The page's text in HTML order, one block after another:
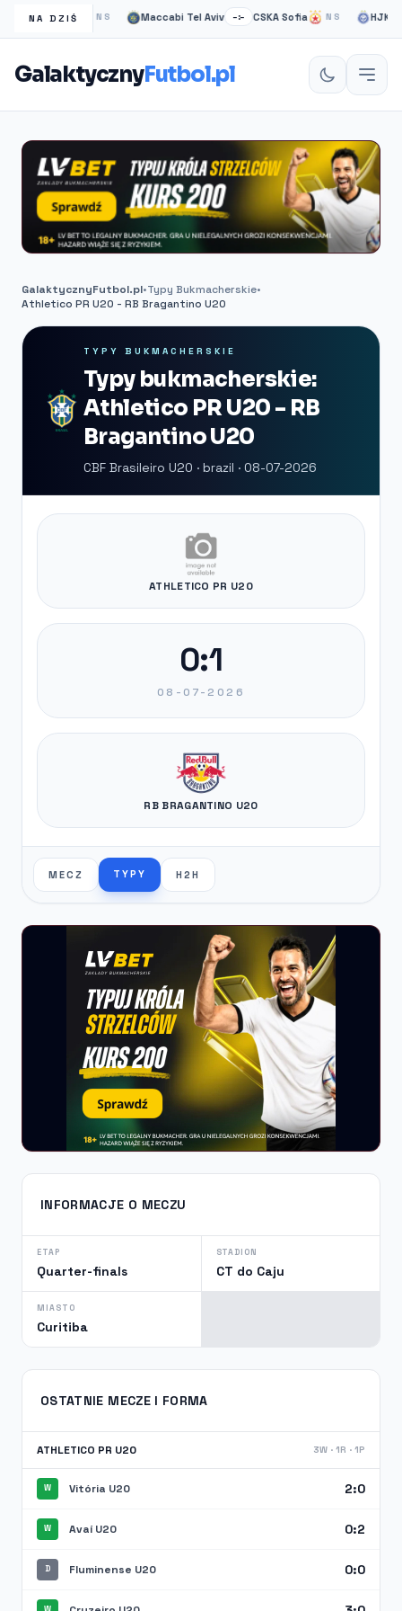
NA DZIŚ
Rangers NS Maccabi Tel Aviv –:– CSKA Sofia NS HJK
GalaktycznyFutbol.pl
GalaktycznyFutbol.pl•Typy Bukmacherskie•
Athletico PR U20 - RB Bragantino U20
TYPY BUKMACHERSKIE
Typy bukmacherskie:
Athletico PR U20 - RB
Bragantino U20
CBF Brasileiro U20 · brazil · 08-07-2026
ATHLETICO PR U20
0:1
08-07-2026
RB BRAGANTINO U20
MECZ TYPY H2H
INFORMACJE O MECZU
ETAP
Quarter-finals
STADION
CT do Caju
MIASTO
Curitiba
OSTATNIE MECZE I FORMA
ATHLETICO PR U20 3W · 1R · 1P
W Vitória U20 2:0
W Avaí U20 0:2
D Fluminense U20 0:0